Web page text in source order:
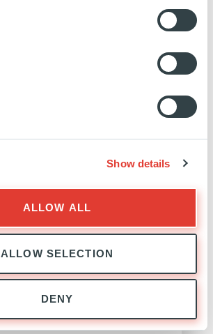
Show details
ALLOW ALL
ALLOW SELECTION
DENY